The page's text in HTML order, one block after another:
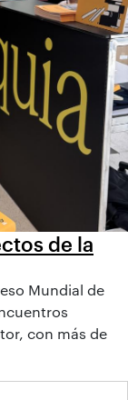
de la
Mundial de
con más de